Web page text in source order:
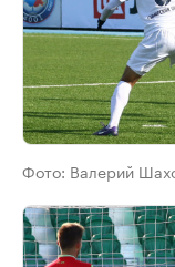
Фото: Валерий